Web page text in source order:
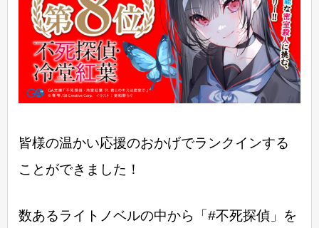
皆様の温かい応援のおかげでランクインする
ことができました！
数あるライトノベルの中から「#不死探偵」を